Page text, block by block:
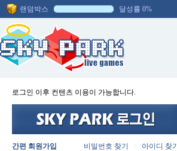
랜덤박스 달성률 0%
로그인 이후 컨텐츠 이용이 가능합니다.
간편 회원가입 아이디 찾기
비밀번호 찾기
그가돌아왔다 싸우는거 아입니다
느낌있네 부탁하게
그가돌아왔다 자주 있는 일이죠
보릿고객
아그런건가요
그가돌아왔다 기본 매너죠
최진욱 ㅋㅋㅋㅋㅋㅋ
당첨이딩 쓰리다
당첨이딩 ㅆㅡ려